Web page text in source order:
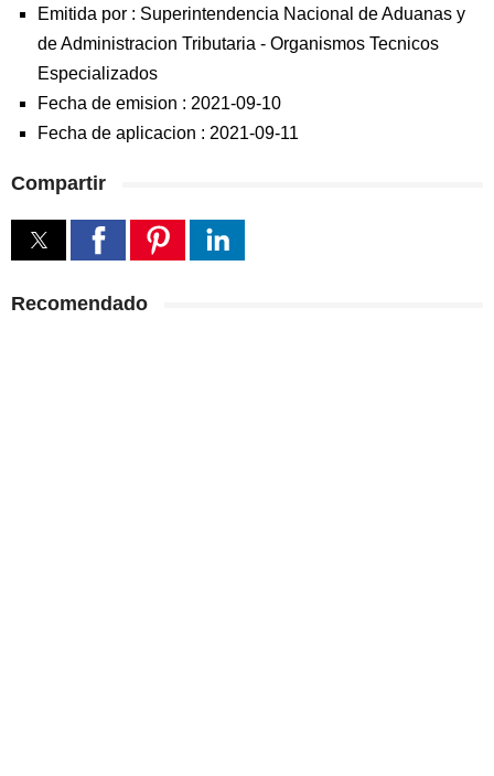
Emitida por : Superintendencia Nacional de Aduanas y
de Administracion Tributaria - Organismos Tecnicos
Especializados
Fecha de emision : 2021-09-10
Fecha de aplicacion : 2021-09-11
Compartir
Recomendado